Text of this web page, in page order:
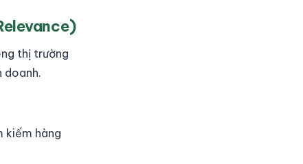
thị trường
doanh.
kiếm hàng